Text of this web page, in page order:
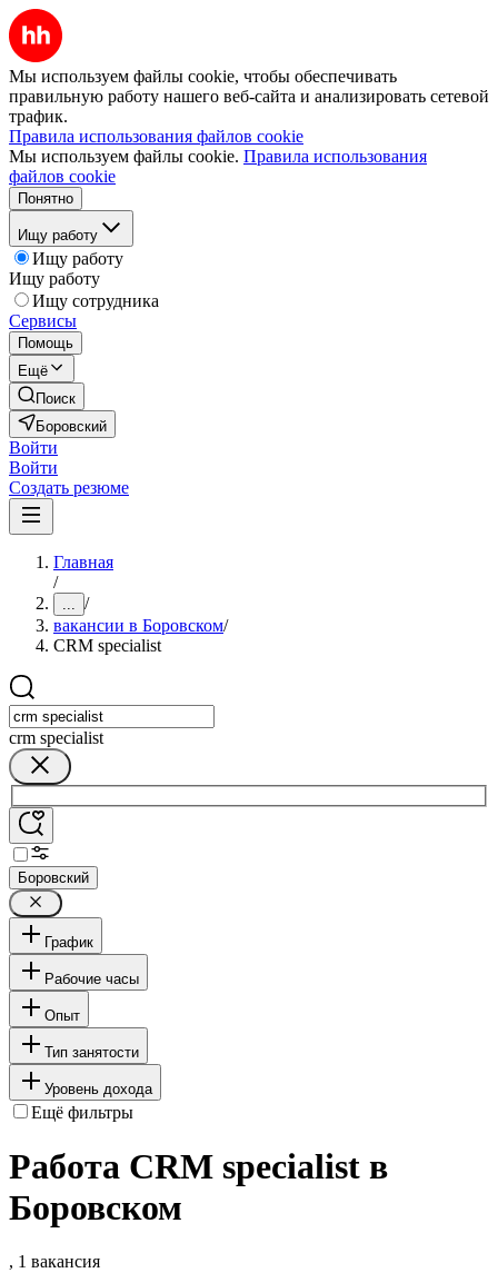
Мы используем файлы cookie, чтобы обеспечивать
правильную работу нашего веб-сайта и анализировать сетевой
трафик.
Правила использования файлов cookie
Мы используем файлы cookie. Правила использования
файлов cookie
Понятно
Ищу работу
Ищу работу
Ищу работу
Ищу сотрудника
Сервисы
Помощь
Ещё
Поиск
Боровский
Войти
Войти
Создать резюме
Главная
/
... /
вакансии в Боровском/
CRM specialist
crm specialist
Боровский
График
Рабочие часы
Опыт
Тип занятости
Уровень дохода
Ещё фильтры
Работа CRM specialist в
Боровском
, 1 вакансия